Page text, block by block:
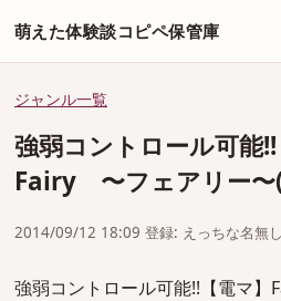
萌えた体験談コピペ保管庫
ジャンル一覧
強弱コントロール可能!!
Fairy 〜フェアリー〜
2014/09/12 18:09 登録: えっちな名無
強弱コントロール可能!!【電マ